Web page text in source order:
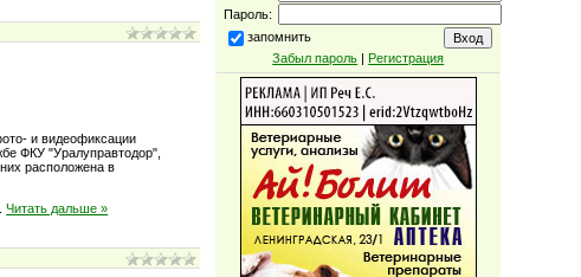
и видеофиксации
ФКУ "Уралуправтодор",
расположена в
...Читать дальше »
Пароль:
запомнить
Забыл пароль | Регистрация